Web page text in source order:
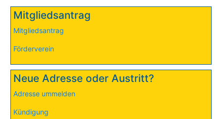
Mitgliedsantrag
Mitgliedsantrag
Förderverein
Neue Adresse oder Austritt?
Adresse ummelden
Kündigung